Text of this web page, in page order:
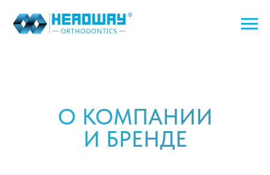
О КОМПАНИИ
И БРЕНДЕ